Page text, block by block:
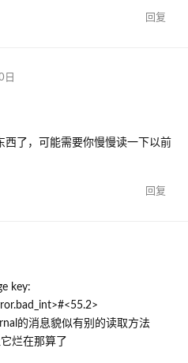
回复
日
西了，可能需要你慢慢读一下以前
回复
key:
的消息貌似有别的读取方法
烂在那算了